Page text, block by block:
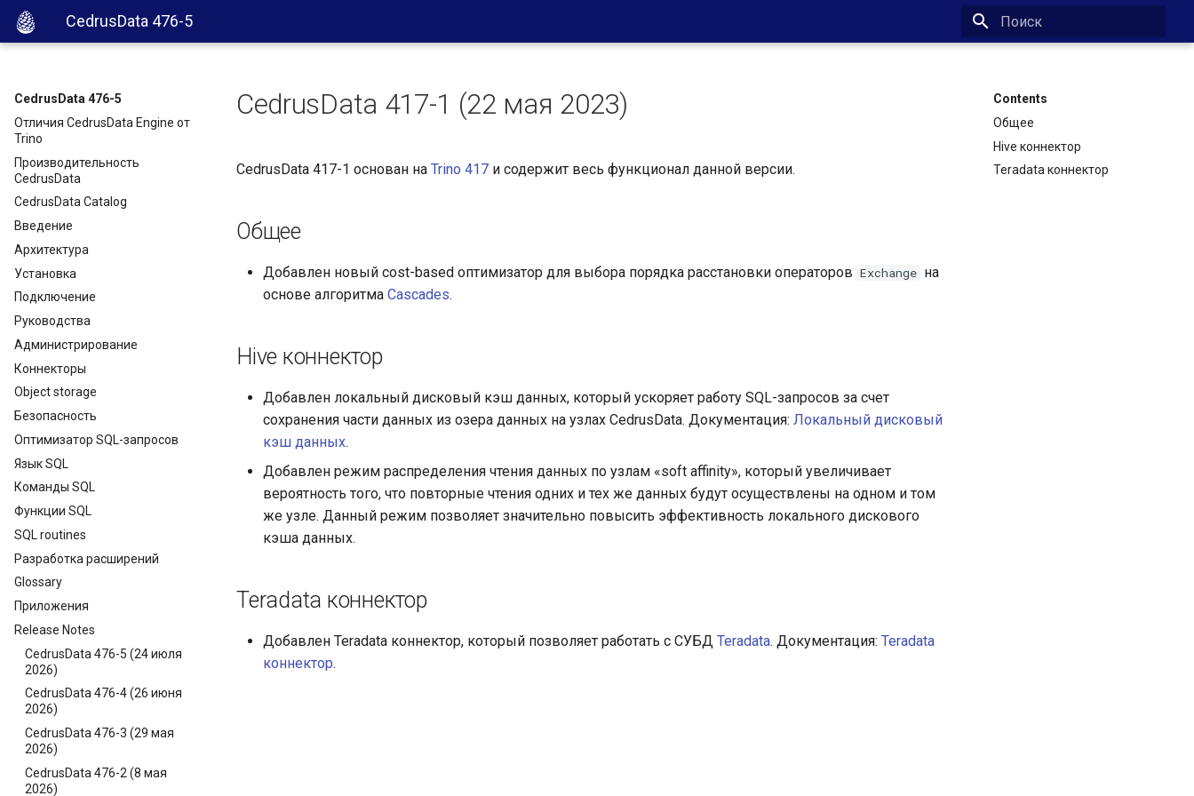
CedrusData 476-5
CedrusData 476-5
Отличия CedrusData Engine от
Trino
Производительность
CedrusData
CedrusData Catalog
Введение
Архитектура
Установка
Подключение
Руководства
Администрирование
Коннекторы
Object storage
Безопасность
Оптимизатор SQL-запросов
Язык SQL
Команды SQL
Функции SQL
SQL routines
Разработка расширений
Glossary
Приложения
Release Notes
CedrusData 476-5 (24 июля
2026)
CedrusData 476-4 (26 июня
2026)
CedrusData 476-3 (29 мая
2026)
CedrusData 476-2 (8 мая
2026)
Contents
Общее
Hive коннектор
Teradata коннектор
CedrusData 417-1 (22 мая 2023)
CedrusData 417-1 основан на Trino 417 и содержит весь функционал данной версии.
Общее
Добавлен новый cost-based оптимизатор для выбора порядка расстановки операторов Exchange на
основе алгоритма Cascades.
Hive коннектор
Добавлен локальный дисковый кэш данных, который ускоряет работу SQL-запросов за счет
сохранения части данных из озера данных на узлах CedrusData. Документация: Локальный дисковый
кэш данных.
Добавлен режим распределения чтения данных по узлам «soft affinity», который увеличивает
вероятность того, что повторные чтения одних и тех же данных будут осуществлены на одном и том
же узле. Данный режим позволяет значительно повысить эффективность локального дискового
кэша данных.
Teradata коннектор
Добавлен Teradata коннектор, который позволяет работать с СУБД Teradata. Документация: Teradata
коннектор.